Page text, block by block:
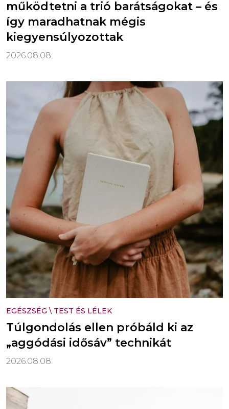
működtetni a trió barátságokat – és
így maradhatnak mégis
kiegyensúlyozottak
2026.08.08.
EGÉSZSÉG \ TEST ÉS LÉLEK
Túlgondolás ellen próbáld ki az
„aggódási idősáv” technikát
2026.08.08.